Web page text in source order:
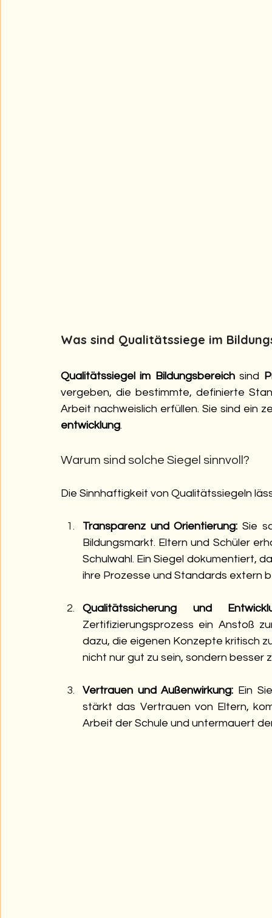
Was sind Qualitätssiege im
Qualitätssiegel im Bildungsbereich sind
vergeben, die bestimmte, definierte
Arbeit nachweislich erfüllen. Sie sind ein
entwicklung.
Warum sind solche Siegel sinnvoll?
Die Sinnhaftigkeit von Qualitätssiegeln
Transparenz und Orientierung: Sie
Bildungsmarkt. Eltern und Schüler
Schulwahl. Ein Siegel dokumentiert,
ihre Prozesse und Standards extern
Qualitätssicherung und
Zertifizierungsprozess ein Anstoß
dazu, die eigenen Konzepte kritisch
nicht nur gut zu sein, sondern besser
Vertrauen und Außenwirkung: Ein
stärkt das Vertrauen von Eltern,
Arbeit der Schule und untermauert